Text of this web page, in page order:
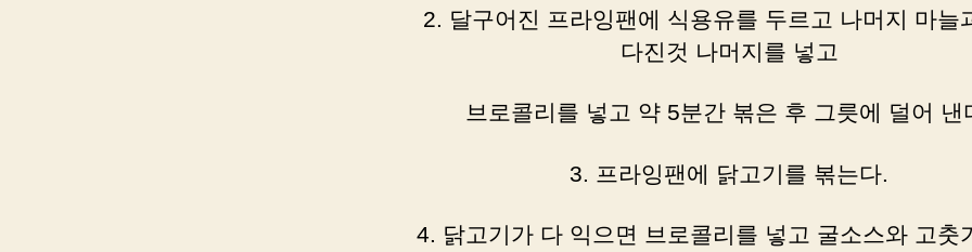
2. 달구어진 프라잉팬에 식용유를 두르고 나머지 마늘
다진것 나머지를 넣고
브로콜리를 넣고 약 5분간 볶은 후 그릇에 덜어 낸
3. 프라잉팬에 닭고기를 볶는다.
4. 닭고기가 다 익으면 브로콜리를 넣고 굴소스와 고춧